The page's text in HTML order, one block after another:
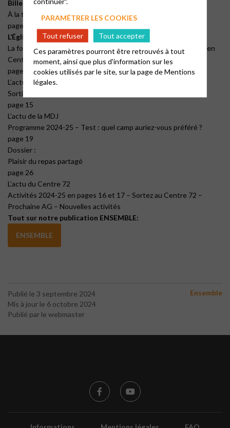
Billet biblique
À la table avec Jésus
page 10
L’Église, ici et ailleurs
La fondation La Cause – Un boursier du Defap agit pour la paix en
Centrafique
page 11
L’actu de l’Entraide
Sortie culturelle de l’Entraide du 15 juin 2024
page 15
L’actu de la MDJ
Programme 2024-25 – Test : quel camp auriez-vous préféré ?
page 19
Dossier :
Plaisir du repas partagé
page 26
L’actu du Centre 72
Activités 2024-25 en pages 16 et 17 – Sortez au Centre 72 –
Prochaine AG – Nouvelles activités
Tout sur notre publication ENSEMBLE:
ENSEMBLE
Publié le 3 septembre 2024
Mis à jour le 6 octobre 2024
Publié par le webmaster
Ensemble
PARAMÉTRER LES COOKIES
Tout refuser
Tout accepter
Ces paramètres pourront être retrouvés à tout
moment, ainsi que plus d'information sur les
cookies utilisés par le site, sur la page deMentions
légales.